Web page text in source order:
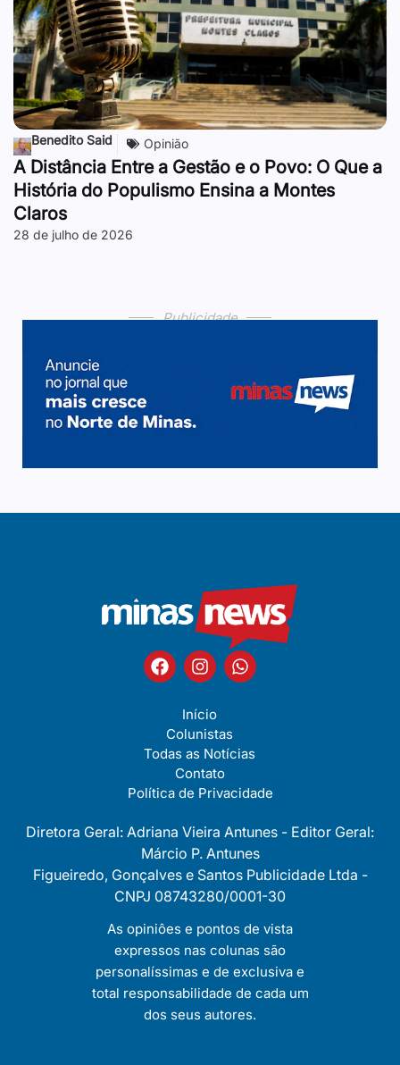
Benedito Said Opinião
A Distância Entre a Gestão e o Povo: O Que a
História do Populismo Ensina a Montes
Claros
28 de julho de 2026
Publicidade
Início
Colunistas
Todas as Notícias
Contato
Política de Privacidade
Diretora Geral: Adriana Vieira Antunes - Editor Geral:
Márcio P. Antunes
Figueiredo, Gonçalves e Santos Publicidade Ltda -
CNPJ 08743280/0001-30
As opiniôes e pontos de vista
expressos nas colunas são
personalíssimas e de exclusiva e
total responsabilidade de cada um
dos seus autores.